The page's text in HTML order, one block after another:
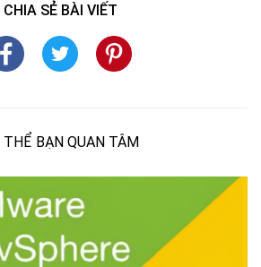
CHIA SẺ BÀI VIẾT
THỂ BẠN QUAN TÂM